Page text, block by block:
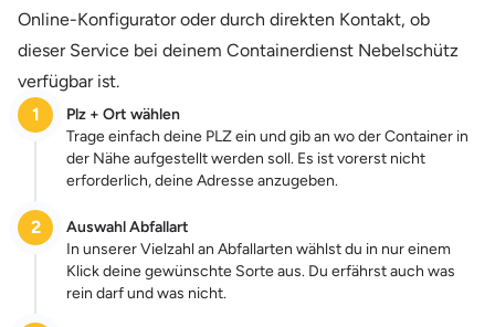
Online-Konfigurator oder durch direkten Kontakt, ob
dieser Service bei deinem Containerdienst Nebelschütz
verfügbar ist.
1
Plz + Ort wählen
Trage einfach deine PLZ ein und gib an wo der Container in
der Nähe aufgestellt werden soll. Es ist vorerst nicht
erforderlich, deine Adresse anzugeben.
2
Auswahl Abfallart
In unserer Vielzahl an Abfallarten wählst du in nur einem
Klick deine gewünschte Sorte aus. Du erfährst auch was
rein darf und was nicht.